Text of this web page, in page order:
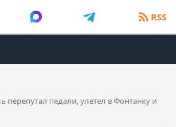
RSS
перепутал педали, улетел в Фонтанку и